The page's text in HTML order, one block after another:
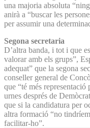
una majoria absoluta
anirà a “buscar les
per assumir una
Segona secretaria
D’altra banda, i tot i que
valorar amb els grups”,
adequat” que la segona
conseller general de
que “té més
urnes després de
que si la candidatura per
altra formació “no
facilitar-ho”.